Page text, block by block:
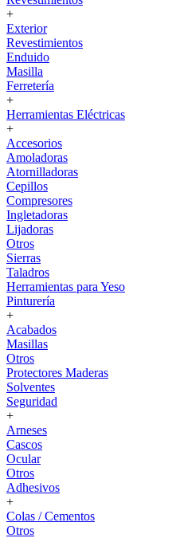
+
Exterior
Revestimientos
Enduido
Masilla
Ferretería
+
Herramientas Eléctricas
+
Accesorios
Amoladoras
Atornilladoras
Cepillos
Compresores
Ingletadoras
Lijadoras
Otros
Sierras
Taladros
Herramientas para Yeso
Pinturería
+
Acabados
Masillas
Otros
Protectores Maderas
Solventes
Seguridad
+
Arneses
Cascos
Ocular
Otros
Adhesivos
+
Colas / Cementos
Otros